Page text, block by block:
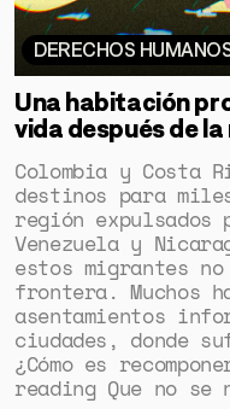
DERECHOS
Una habitación
vida después de
Colombia y Costa
destinos para
región
Venezuela y
estos migrantes
frontera. Muchos
asentamientos
ciudades, donde
¿Cómo es
reading Que no se